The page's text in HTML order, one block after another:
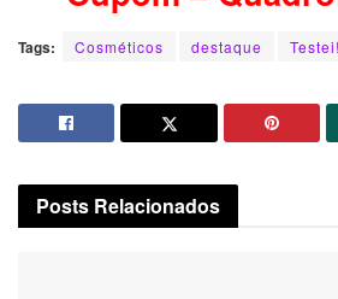
Tags: Cosméticos destaque Testei!
Posts Relacionados